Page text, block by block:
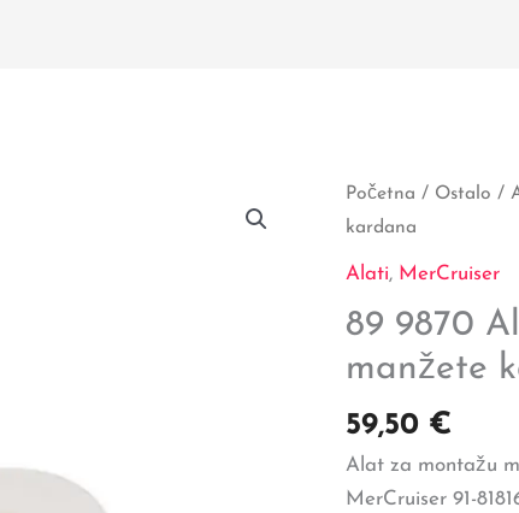
Početna / Ostalo /
kardana
Alati, MerCruiser
89 9870
manžete
59,50 €
Alat za montažu
MerCruiser 91-
89
9870
Alat
montažu
manžete
količina